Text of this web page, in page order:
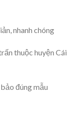
nhanh chóng
thuộc huyện Cái
đúng mẫu